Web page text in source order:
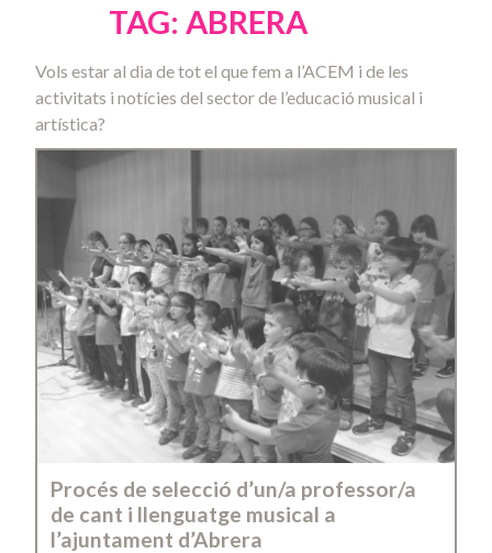
TAG: ABRERA
Vols estar al dia de tot el que fem a l’ACEM i de les
activitats i notícies del sector de l’educació musical i
artística?
Procés de selecció d’un/a professor/a
de cant i llenguatge musical a
l’ajuntament d’Abrera